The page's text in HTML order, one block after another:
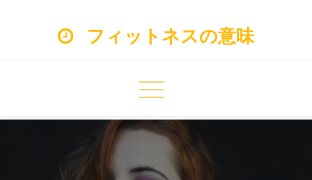
フィットネスの意味